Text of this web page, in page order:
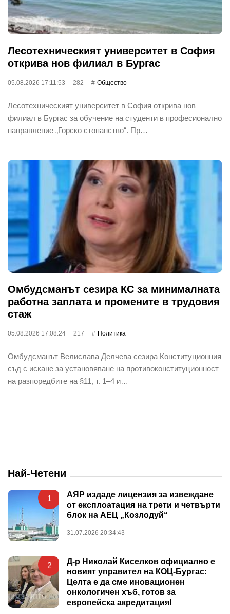
Лесотехническият университет в София
открива нов филиал в Бургас
05.08.2026 17:11:53 282 Общество
Лесотехническият университет в София открива нов
филиал в Бургас за обучение на студенти в професионално
направление „Горско стопанство“. Пр…
Омбудсманът сезира КС за минималната
работна заплата и промените в трудовия
стаж
05.08.2026 17:08:24 217 Политика
Омбудсманът Велислава Делчева сезира Конституционния
съд с искане за установяване на противоконституционност
на разпоредбите на §11, т. 1–4 и…
Най-Четени
1
АЯР издаде лицензия за извеждане
от експлоатация на трети и четвърти
блок на АЕЦ „Козлодуй“
31.07.2026 20:34:43
2
Д-р Николай Киселков официално е
новият управител на КОЦ-Бургас:
Целта е да сме иновационен
онкологичен хъб, готов за
европейска акредитация!